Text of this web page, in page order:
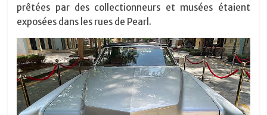
prêtées par des collectionneurs et musées étaient
exposées dans les rues de Pearl.